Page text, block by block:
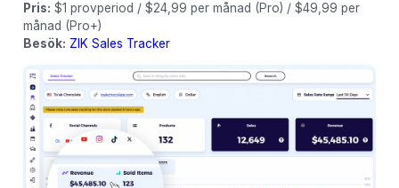
Pris: $1 provperiod / $24,99 per månad (Pro) / $49,99 per
månad (Pro+)
Besök: ZIK Sales Tracker